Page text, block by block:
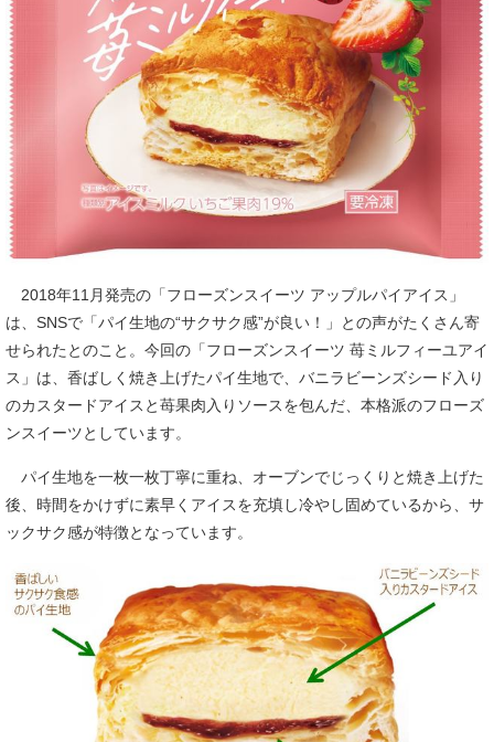
2018年11月発売の「フローズンスイーツ アップルパイアイス」
は、SNSで「パイ生地の“サクサク感”が良い！」との声がたくさん寄
せられたとのこと。今回の「フローズンスイーツ 苺ミルフィーユアイ
ス」は、香ばしく焼き上げたパイ生地で、バニラビーンズシード入り
のカスタードアイスと苺果肉入りソースを包んだ、本格派のフローズ
ンスイーツとしています。
パイ生地を一枚一枚丁寧に重ね、オーブンでじっくりと焼き上げた
後、時間をかけずに素早くアイスを充填し冷やし固めているから、サ
ックサク感が特徴となっています。